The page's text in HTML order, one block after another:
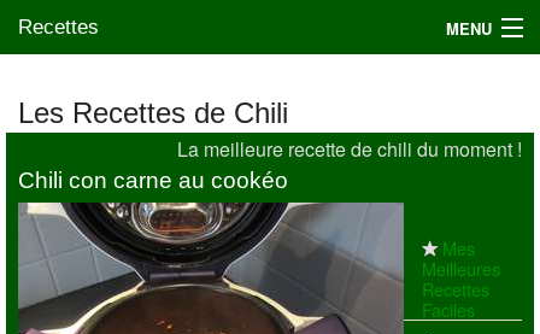
Recettes MENU
Les Recettes de Chili
La meilleure recette de chili du moment !
Chili con carne au cookéo
Mes
Meilleures
Recettes
Faciles